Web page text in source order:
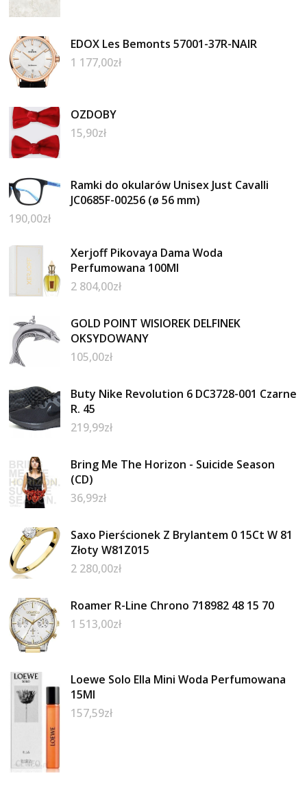
EDOX Les Bemonts 57001-37R-NAIR
1 177,00zł
OZDOBY
15,90zł
Ramki do okularów Unisex Just Cavalli
JC0685F-00256 (ø 56 mm)
190,00zł
Xerjoff Pikovaya Dama Woda
Perfumowana 100Ml
2 804,00zł
GOLD POINT WISIOREK DELFINEK
OKSYDOWANY
105,00zł
Buty Nike Revolution 6 DC3728-001 Czarne
R. 45
219,99zł
Bring Me The Horizon - Suicide Season
(CD)
36,99zł
Saxo Pierścionek Z Brylantem 0 15Ct W 81
Złoty W81Z015
2 280,00zł
Roamer R-Line Chrono 718982 48 15 70
1 513,00zł
Loewe Solo Ella Mini Woda Perfumowana
15Ml
157,59zł